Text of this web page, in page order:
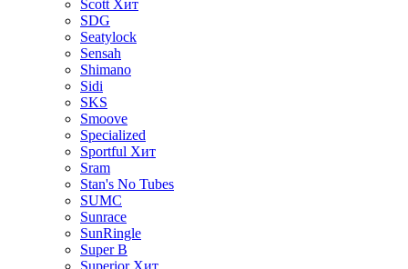
Scott Хит
SDG
Seatylock
Sensah
Shimano
Sidi
SKS
Smoove
Specialized
Sportful Хит
Sram
Stan's No Tubes
SUMC
Sunrace
SunRingle
Super B
Superior Хит